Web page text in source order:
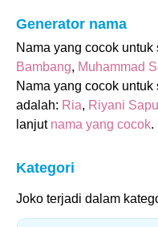
Generator nama
Nama yang cocok
Bambang, Muhammad
Nama yang cocok
adalah: Ria, Riyani
lanjut nama yang cocok.
Kategori
Joko terjadi dalam